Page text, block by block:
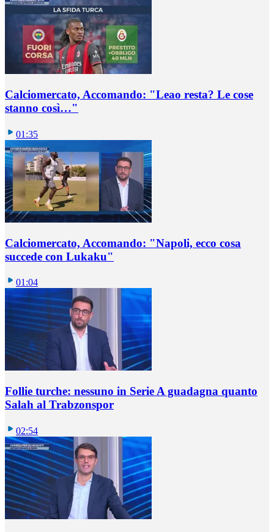
Calciomercato, Accomando: "Leao resta? Le cose
stanno così…"
01:35
Calciomercato, Accomando: "Napoli, ecco cosa
succede con Lukaku"
01:04
Follie turche: nessuno in Serie A guadagna quanto
Salah al Trabzonspor
02:54